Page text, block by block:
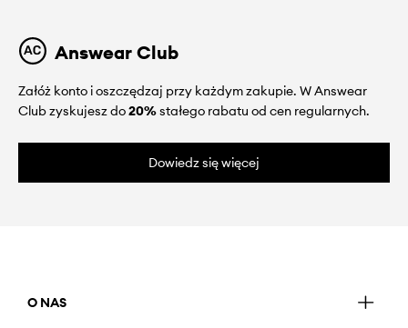
Answear Club
Załóż konto i oszczędzaj przy każdym zakupie. W Answear
Club zyskujesz do20%stałego rabatu od cen regularnych.
Dowiedz się więcej
O NAS